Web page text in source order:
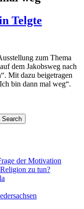
Telgte
zum Thema
dem Jakobsweg nach
Mit dazu beigetragen
bin dann mal weg“.
Search
der Motivation
zu tun?